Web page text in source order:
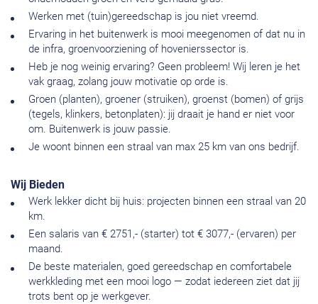
Werken met (tuin)gereedschap is jou niet vreemd.
Ervaring in het buitenwerk is mooi meegenomen of dat nu in
de infra, groenvoorziening of hovenierssector is.
Heb je nog weinig ervaring? Geen probleem! Wij leren je het
vak graag, zolang jouw motivatie op orde is.
Groen (planten), groener (struiken), groenst (bomen) of grijs
(tegels, klinkers, betonplaten): jij draait je hand er niet voor
om. Buitenwerk is jouw passie.
Je woont binnen een straal van max 25 km van ons bedrijf.
Wij Bieden
Werk lekker dicht bij huis: projecten binnen een straal van 20
km.
Een salaris van € 2751,- (starter) tot € 3077,- (ervaren) per
maand.
De beste materialen, goed gereedschap en comfortabele
werkkleding met een mooi logo — zodat iedereen ziet dat jij
trots bent op je werkgever.